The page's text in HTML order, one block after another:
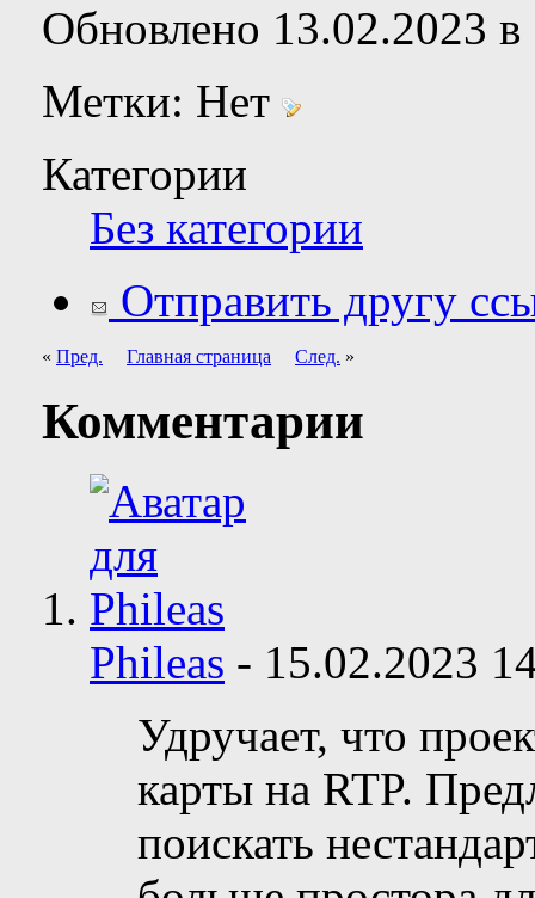
Обновлено 13.02.2023 в
Метки: Нет
Категории
Без категории
Отправить другу
« Пред. Главная страница След. »
Комментарии
Phileas - 15.02.2023
Удручает, что
карты на RTP.
поискать